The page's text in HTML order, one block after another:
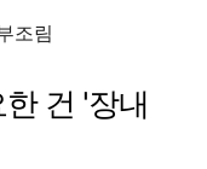
조림
건 '장내